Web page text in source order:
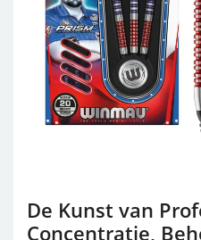
De Kunst van
Concentratie,